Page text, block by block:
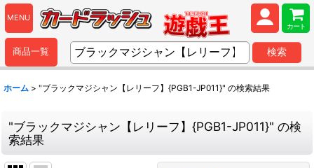
MENU
カート
商品一覧 検索
ホーム > "ブラックマジシャン【レリーフ】{PGB1-JP011}" の検索結果
"ブラックマジシャン【レリーフ】{PGB1-JP011}" の検
索結果